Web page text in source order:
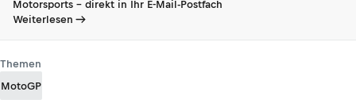
Motorsports - direkt in Ihr E-Mail-Postfach
Weiterlesen
Themen
MotoGP